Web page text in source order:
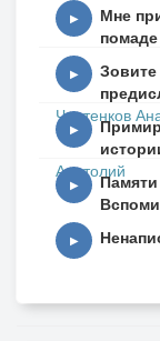
Кот
Жизнь,
Только
Ромка на
Жорка в
Первые
Женское
▶
Мне
помаде
▶
Чертенков
▶
Анатолий
▶
▶